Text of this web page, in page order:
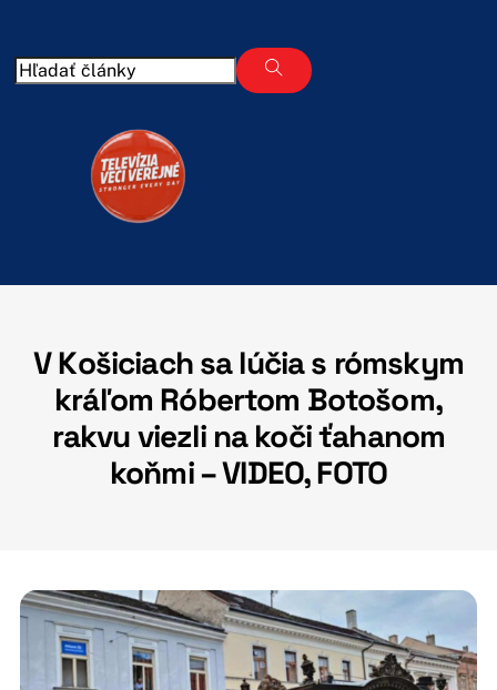
content
V Košiciach sa lúčia s rómskym
kráľom Róbertom Botošom,
rakvu viezli na koči ťahanom
koňmi – VIDEO, FOTO